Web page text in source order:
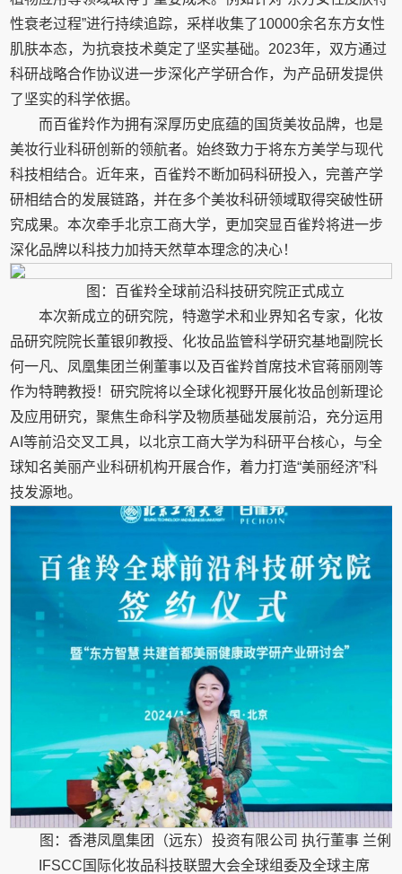
性衰老过程”进行持续追踪，采样收集了10000余名东方女性
肌肤本态，为抗衰技术奠定了坚实基础。2023年，双方通过
科研战略合作协议进一步深化产学研合作，为产品研发提供
了坚实的科学依据。
而百雀羚作为拥有深厚历史底蕴的国货美妆品牌，也是
美妆行业科研创新的领航者。始终致力于将东方美学与现代
科技相结合。近年来，百雀羚不断加码科研投入，完善产学
研相结合的发展链路，并在多个美妆科研领域取得突破性研
究成果。本次牵手北京工商大学，更加突显百雀羚将进一步
深化品牌以科技力加持天然草本理念的决心！
图：百雀羚全球前沿科技研究院正式成立
本次新成立的研究院，特邀学术和业界知名专家，化妆
品研究院院长董银卯教授、化妆品监管科学研究基地副院长
何一凡、凤凰集团兰俐董事以及百雀羚首席技术官蒋丽刚等
作为特聘教授！研究院将以全球化视野开展化妆品创新理论
及应用研究，聚焦生命科学及物质基础发展前沿，充分运用
AI等前沿交叉工具，以北京工商大学为科研平台核心，与全
球知名美丽产业科研机构开展合作，着力打造“美丽经济”科
技发源地。
图：香港凤凰集团（远东）投资有限公司 执行董事 兰俐
IFSCC国际化妆品科技联盟大会全球组委及全球主席